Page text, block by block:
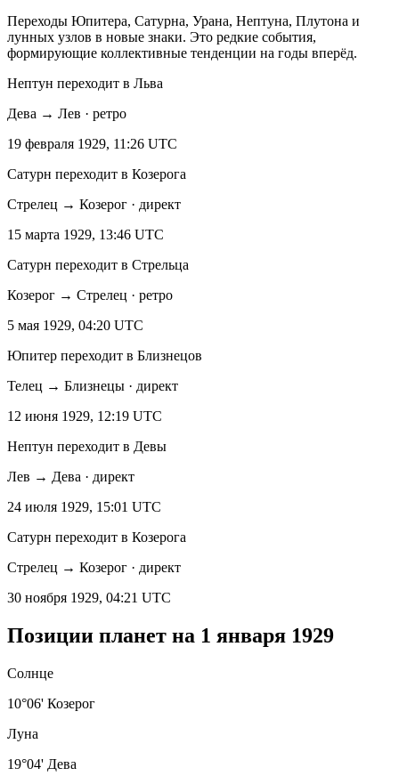
Переходы Юпитера, Сатурна, Урана, Нептуна, Плутона и
лунных узлов в новые знаки. Это редкие события,
формирующие коллективные тенденции на годы вперёд.
Нептун переходит в Льва
Дева → Лев · ретро
19 февраля 1929, 11:26 UTC
Сатурн переходит в Козерога
Стрелец → Козерог · директ
15 марта 1929, 13:46 UTC
Сатурн переходит в Стрельца
Козерог → Стрелец · ретро
5 мая 1929, 04:20 UTC
Юпитер переходит в Близнецов
Телец → Близнецы · директ
12 июня 1929, 12:19 UTC
Нептун переходит в Девы
Лев → Дева · директ
24 июля 1929, 15:01 UTC
Сатурн переходит в Козерога
Стрелец → Козерог · директ
30 ноября 1929, 04:21 UTC
Позиции планет на 1 января 1929
Солнце
10°06' Козерог
Луна
19°04' Дева